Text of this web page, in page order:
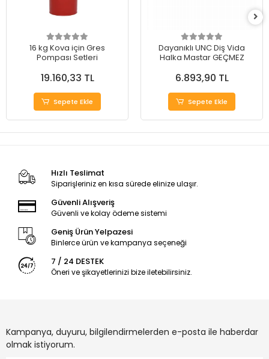
16 kg Kova için Gres
Pompası Setleri
19.160,33 TL
Sepete Ekle
Dayanıklı UNC Diş Vida
Halka Mastar GEÇMEZ
6.893,90 TL
Sepete Ekle
Hızlı Teslimat
Siparişleriniz en kısa sürede elinize ulaşır.
Güvenli Alışveriş
Güvenli ve kolay ödeme sistemi
Geniş Ürün Yelpazesi
Binlerce ürün ve kampanya seçeneği
7 / 24 DESTEK
Öneri ve şikayetlerinizi bize iletebilirsiniz.
Kampanya, duyuru, bilgilendirmelerden e-posta ile haberdar
olmak istiyorum.